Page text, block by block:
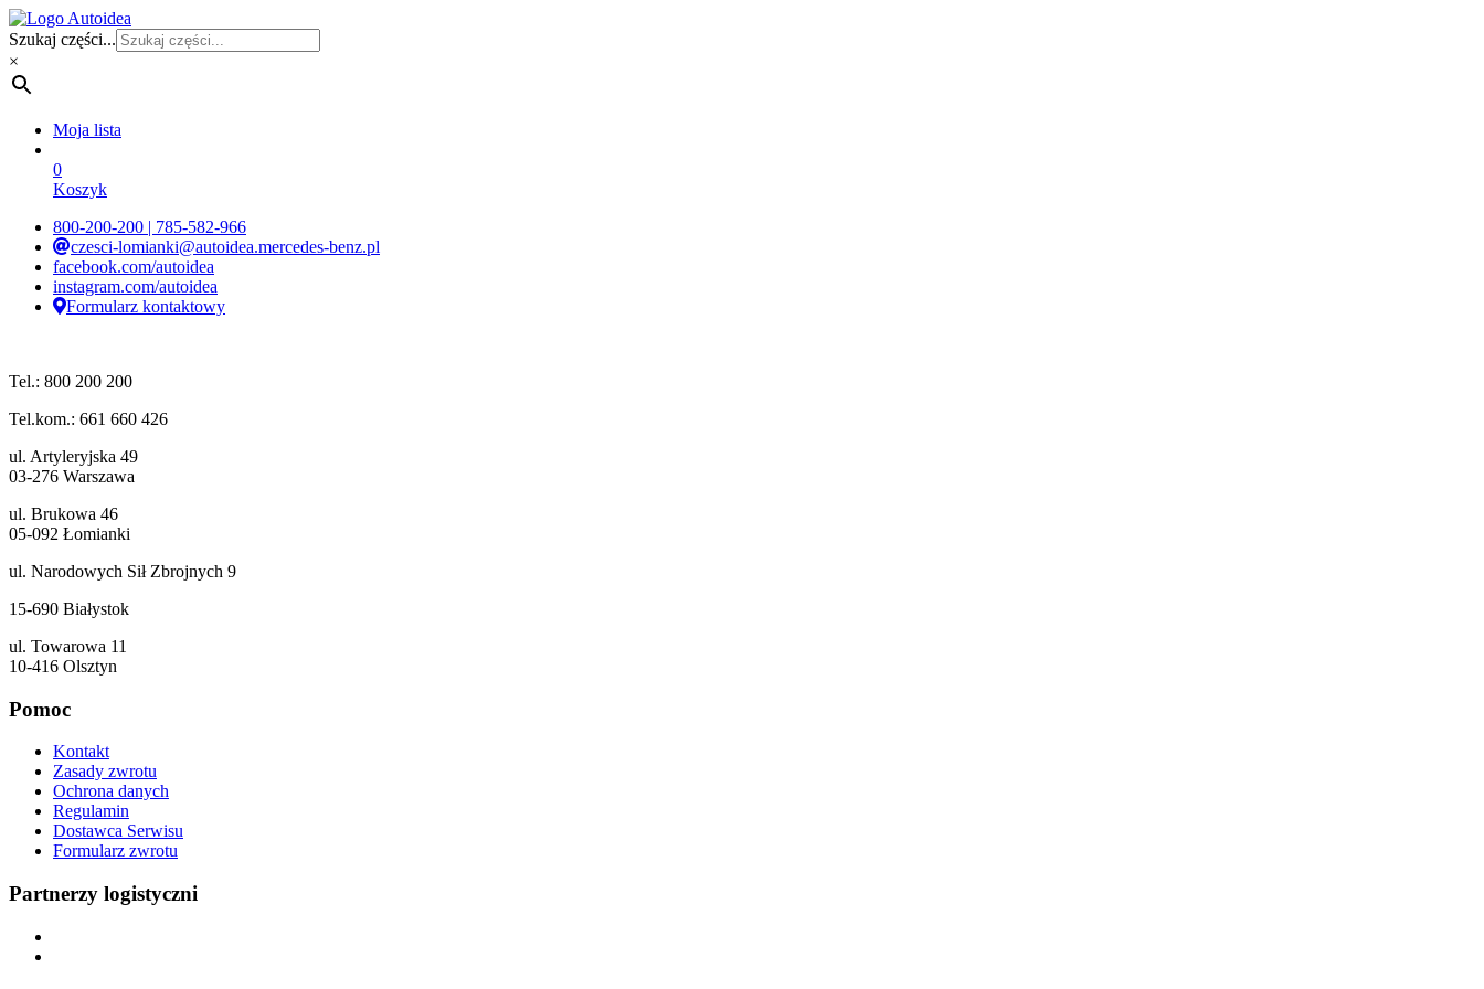
Szukaj części...
×
Moja lista
0
Koszyk
800-200-200 | 785-582-966
czesci-lomianki@autoidea.mercedes-benz.pl
facebook.com/autoidea
instagram.com/autoidea
Formularz kontaktowy
Tel.: 800 200 200
Tel.kom.: 661 660 426
ul. Artyleryjska 49
03-276 Warszawa
ul. Brukowa 46
05-092 Łomianki
ul. Narodowych Sił Zbrojnych 9
15-690 Białystok
ul. Towarowa 11
10-416 Olsztyn
Pomoc
Kontakt
Zasady zwrotu
Ochrona danych
Regulamin
Dostawca Serwisu
Formularz zwrotu
Partnerzy logistyczni